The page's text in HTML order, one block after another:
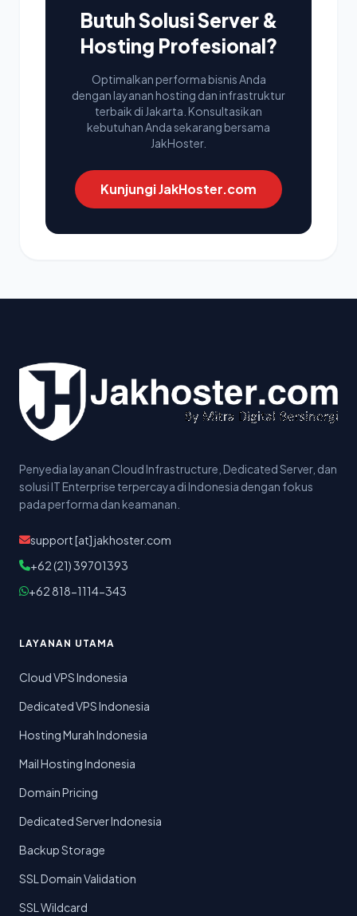
Butuh Solusi Server &
Hosting Profesional?
Optimalkan performa bisnis Anda
dengan layanan hosting dan infrastruktur
terbaik di Jakarta. Konsultasikan
kebutuhan Anda sekarang bersama
JakHoster.
Kunjungi JakHoster.com
Penyedia layanan Cloud Infrastructure, Dedicated Server, dan
solusi IT Enterprise terpercaya di Indonesia dengan fokus
pada performa dan keamanan.
support [at] jakhoster.com
+62 (21) 39701393
+62 818-1114-343
LAYANAN UTAMA
Cloud VPS Indonesia
Dedicated VPS Indonesia
Hosting Murah Indonesia
Mail Hosting Indonesia
Domain Pricing
Dedicated Server Indonesia
Backup Storage
SSL Domain Validation
SSL Wildcard